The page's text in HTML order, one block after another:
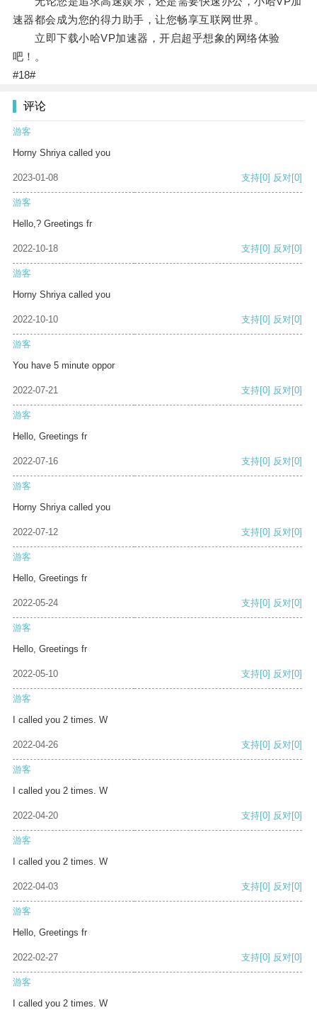
速器都会成为您的得力助手，让您畅享互联网世界。
立即下载小哈VP加速器，开启超乎想象的网络体验
吧！。
#18#
评论
游客
Horny Shriya called you
2023-01-08 支持[0] 反对[0]
游客
Hello,? Greetings fr
2022-10-18 支持[0] 反对[0]
游客
Horny Shriya called you
2022-10-10 支持[0] 反对[0]
游客
You have 5 minute oppor
2022-07-21 支持[0] 反对[0]
游客
Hello, Greetings fr
2022-07-16 支持[0] 反对[0]
游客
Horny Shriya called you
2022-07-12 支持[0] 反对[0]
游客
Hello, Greetings fr
2022-05-24 支持[0] 反对[0]
游客
Hello, Greetings fr
2022-05-10 支持[0] 反对[0]
游客
I called you 2 times. W
2022-04-26 支持[0] 反对[0]
游客
I called you 2 times. W
2022-04-20 支持[0] 反对[0]
游客
I called you 2 times. W
2022-04-03 支持[0] 反对[0]
游客
Hello, Greetings fr
2022-02-27 支持[0] 反对[0]
游客
I called you 2 times. W